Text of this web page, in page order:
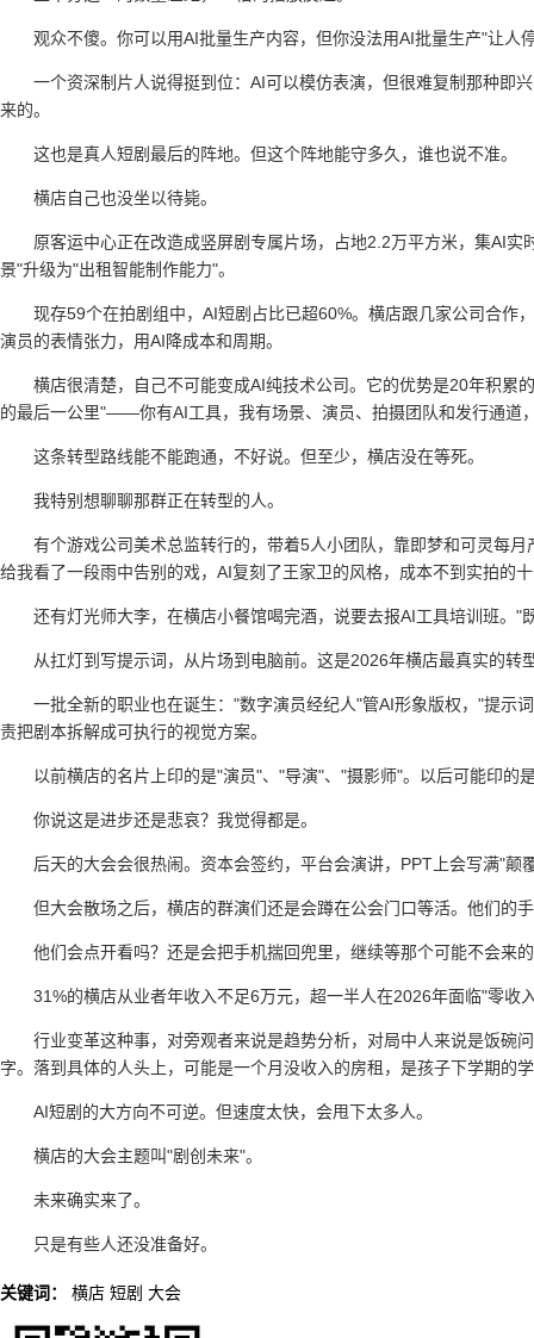
观众不傻。你可以用AI批量生产内容，但你没法用AI批量生产"让人
一个资深制片人说得挺到位：AI可以模仿表演，但很难复制那种即
来的。
这也是真人短剧最后的阵地。但这个阵地能守多久，谁也说不准。
横店自己也没坐以待毙。
原客运中心正在改造成竖屏剧专属片场，占地2.2万平方米，集AI
景"升级为"出租智能制作能力"。
现存59个在拍剧组中，AI短剧占比已超60%。横店跟几家公司合作
演员的表情张力，用AI降成本和周期。
横店很清楚，自己不可能变成AI纯技术公司。它的优势是20年积累
的最后一公里"——你有AI工具，我有场景、演员、拍摄团队和发行通道
这条转型路线能不能跑通，不好说。但至少，横店没在等死。
我特别想聊聊那群正在转型的人。
有个游戏公司美术总监转行的，带着5人小团队，靠即梦和可灵每
给我看了一段雨中告别的戏，AI复刻了王家卫的风格，成本不到实拍的
还有灯光师大李，在横店小餐馆喝完酒，说要去报AI工具培训班。"
从扛灯到写提示词，从片场到电脑前。这是2026年横店最真实的转
一批全新的职业也在诞生："数字演员经纪人"管AI形象版权，"提示
责把剧本拆解成可执行的视觉方案。
以前横店的名片上印的是"演员"、"导演"、"摄影师"。以后可能印的
你说这是进步还是悲哀？我觉得都是。
后天的大会会很热闹。资本会签约，平台会演讲，PPT上会写满"颠
但大会散场之后，横店的群演们还是会蹲在公会门口等活。他们的
他们会点开看吗？还是会把手机揣回兜里，继续等那个可能不会来
31%的横店从业者年收入不足6万元，超一半人在2026年面临"零收
行业变革这种事，对旁观者来说是趋势分析，对局中人来说是饭碗
字。落到具体的人头上，可能是一个月没收入的房租，是孩子下学期的
AI短剧的大方向不可逆。但速度太快，会甩下太多人。
横店的大会主题叫"剧创未来"。
未来确实来了。
只是有些人还没准备好。
关键词： 横店 短剧 大会